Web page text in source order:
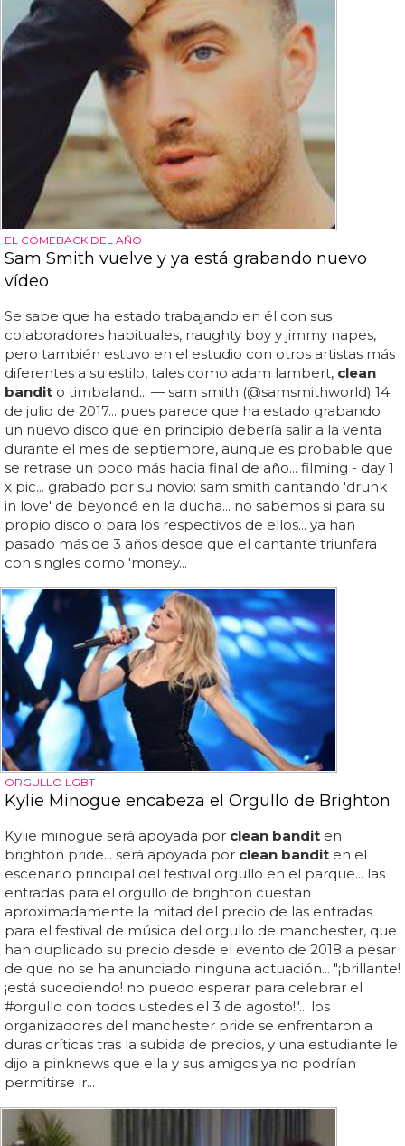
EL COMEBACK DEL AÑO
Sam Smith vuelve y ya está grabando nuevo
vídeo
Se sabe que ha estado trabajando en él con sus
colaboradores habituales, naughty boy y jimmy napes,
pero también estuvo en el estudio con otros artistas más
diferentes a su estilo, tales como adam lambert, clean
bandit o timbaland... — sam smith (@samsmithworld) 14
de julio de 2017... pues parece que ha estado grabando
un nuevo disco que en principio debería salir a la venta
durante el mes de septiembre, aunque es probable que
se retrase un poco más hacia final de año... filming - day 1
x pic... grabado por su novio: sam smith cantando 'drunk
in love' de beyoncé en la ducha... no sabemos si para su
propio disco o para los respectivos de ellos... ya han
pasado más de 3 años desde que el cantante triunfara
con singles como 'money...
ORGULLO LGBT
Kylie Minogue encabeza el Orgullo de Brighton
Kylie minogue será apoyada por clean bandit en
brighton pride... será apoyada por clean bandit en el
escenario principal del festival orgullo en el parque... las
entradas para el orgullo de brighton cuestan
aproximadamente la mitad del precio de las entradas
para el festival de música del orgullo de manchester, que
han duplicado su precio desde el evento de 2018 a pesar
de que no se ha anunciado ninguna actuación... "¡brillante!
¡está sucediendo! no puedo esperar para celebrar el
#orgullo con todos ustedes el 3 de agosto!"... los
organizadores del manchester pride se enfrentaron a
duras críticas tras la subida de precios, y una estudiante le
dijo a pinknews que ella y sus amigos ya no podrían
permitirse ir...